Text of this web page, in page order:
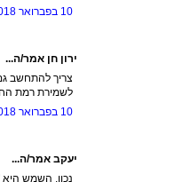
10 בפברואר 2018 בשעה 19:56
ירון חן אמר/ה...
צריך להתחשב
לשמירת רמת
10 בפברואר 2018 בשעה 21:39
יעקב אמר/ה...
נכון. השמש היא